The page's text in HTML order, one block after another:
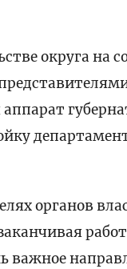
округа на
органов
важное